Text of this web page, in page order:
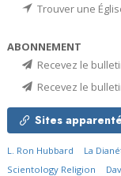
Trouver une
ABONNEMENT
Recevez le
Recevez le
Sites
L. Ron Hubbard La
Scientology Religion